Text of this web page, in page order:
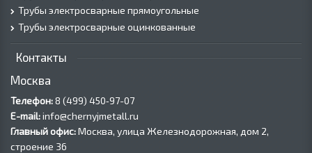
Трубы электросварные прямоугольные
Трубы электросварные оцинкованные
Контакты
Москва
Телефон:8 (499) 450‑97-07
E-mail:info@chernyjmetall.ru
Главный офис:Москва, улица Железнодорожная, дом 2,
строение 36